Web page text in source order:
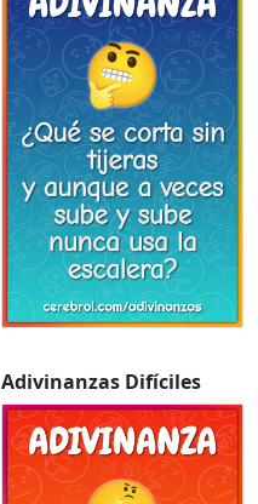
Adivinanzas Difíciles